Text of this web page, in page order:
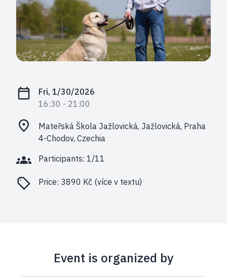
Fri, 1/30/2026
16:30 - 21:00
Mateřská Škola Jažlovická, Jažlovická, Praha
4-Chodov, Czechia
Participants: 1/11
Price: 3890 Kč (více v textu)
Event is organized by